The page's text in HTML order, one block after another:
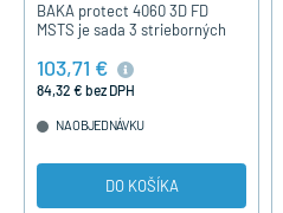
BAKA protect 4060 3D FD
MSTS je sada 3 strieborných
dvere s komfortným
excentrickým nastavením a
103,71 €
84,32 € bez DPH
NA OBJEDNÁVKU
DO KOŠÍKA